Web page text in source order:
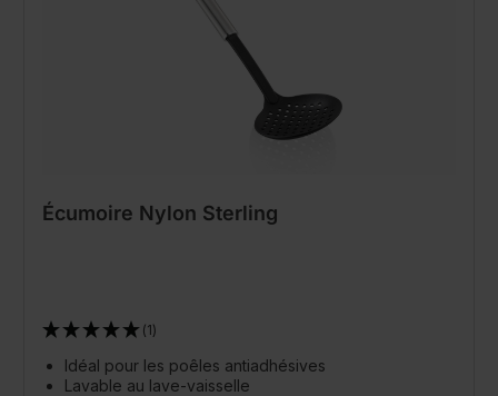
Écumoire Nylon Sterling
(1)
Idéal pour les poêles antiadhésives
Lavable au lave-vaisselle